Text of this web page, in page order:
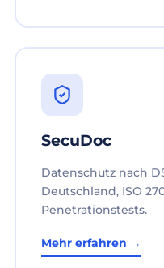
SecuDoc
Datenschutz nach
Deutschland, ISO
Penetrationstests.
Mehr erfahren →